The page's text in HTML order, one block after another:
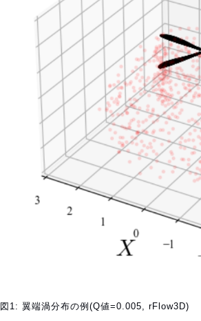
図1: 翼端渦分布の例(Q値=0.005, rFlow3D)